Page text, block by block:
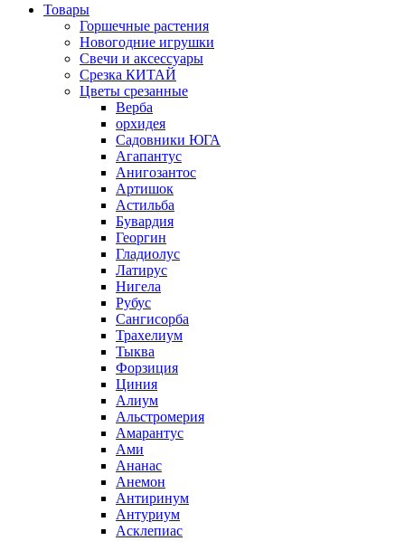
Товары
Горшечные растения
Новогодние игрушки
Свечи и аксессуары
Срезка КИТАЙ
Цветы срезанные
Верба
орхидея
Садовники ЮГА
Агапантус
Анигозантос
Артишок
Астильба
Бувардия
Георгин
Гладиолус
Латирус
Нигела
Рубус
Сангисорба
Трахелиум
Тыква
Форзиция
Циния
Алиум
Альстромерия
Амарантус
Ами
Ананас
Анемон
Антиринум
Антуриум
Асклепиас